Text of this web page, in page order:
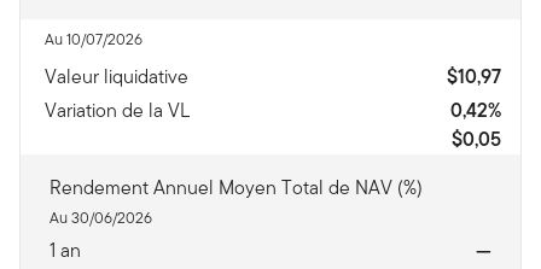
Au 10/07/2026
Valeur liquidative
$10,97
Variation de la VL
0,42%
$0,05
Rendement Annuel Moyen Total de NAV (%)
Au 30/06/2026
1 an
—